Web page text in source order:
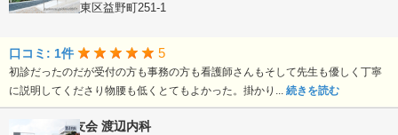
岡山県岡山市東区益野町251-1
口コミ: 1件 5
初診だったのだが受付の方も事務の方も看護師さんもそして先生も優しく丁寧
に説明してくださり物腰も低くとてもよかった。掛かり... 続きを読む
医療法人朋友会 渡辺内科